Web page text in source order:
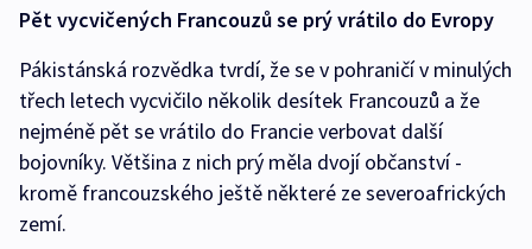
Pět vycvičených Francouzů se prý vrátilo do Evropy
Pákistánská rozvědka tvrdí, že se v pohraničí v minulých
třech letech vycvičilo několik desítek Francouzů a že
nejméně pět se vrátilo do Francie verbovat další
bojovníky. Většina z nich prý měla dvojí občanství -
kromě francouzského ještě některé ze severoafrických
zemí.